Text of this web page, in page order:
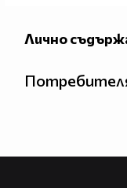
Лично